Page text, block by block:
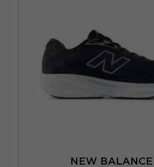
NEW BALANCE